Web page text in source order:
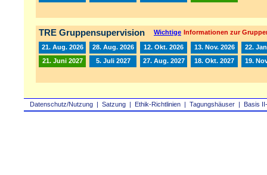
Datenschutz/Nutzung | Satzung | Ethik-Richtlinien | Tagungshäuser | Basis
TRE Gruppensupervision Wichtige Informationen zur
21. Aug. 2026 28. Aug. 2026 12. Okt. 2026 13. Nov. 2026
22.
21. Juni 2027
5. Juli 2027 27. Aug. 2027 18. Okt. 2027 19.